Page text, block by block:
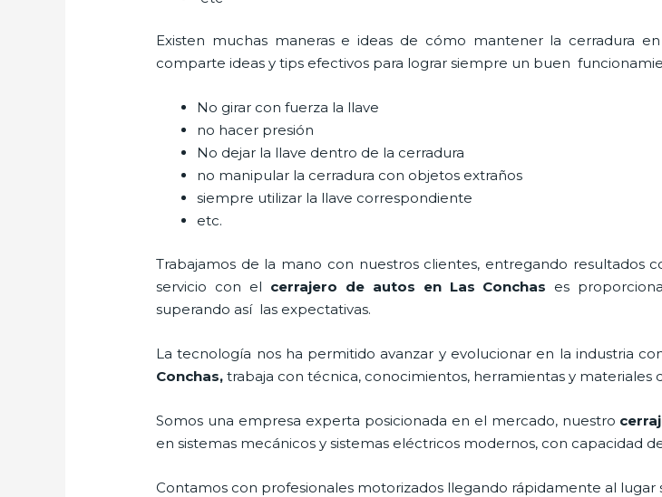
Existen muchas maneras e ideas de cómo mantener la cerradura
comparte ideas y tips efectivos para lograr siempre un buen
No girar con fuerza la llave
no hacer presión
No dejar la llave dentro de la cerradura
no manipular la cerradura con objetos extraños
siempre utilizar la llave correspondiente
etc.
Trabajamos de la mano con nuestros clientes, entregando resultados
servicio con el cerrajero de autos en Las Conchas es
superando así las expectativas.
La tecnología nos ha permitido avanzar y evolucionar en la industria
Conchas,trabaja con técnica, conocimientos, herramientas y materiales
Somos una empresa experta posicionada en el mercado, nuestro
en sistemas mecánicos y sistemas eléctricos modernos, con capacidad
Contamos con profesionales motorizados llegando rápidamente al lugar